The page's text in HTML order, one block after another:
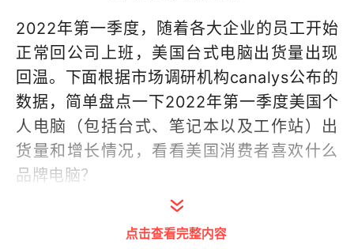
2022年第一季度，随着各大企业的员工开始
正常回公司上班，美国台式电脑出货量出现
回温。下面根据市场调研机构canalys公布的
数据，简单盘点一下2022年第一季度美国个
人电脑（包括台式、笔记本以及工作站）出
货量和增长情况，看看美国消费者喜欢什么
品牌电脑？
美国个人电脑出货量排名第5的是宏碁
（acer），2022年第一季度出货量达到
点击查看完整内容